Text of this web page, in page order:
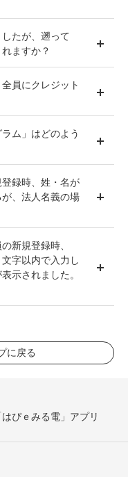
（eo割）、なっ
象外となります
お利息
分
お持ちのお客さ
ｅポイント」サ
いただく機能で
はぴｅVISAカ
だいている「は
ト会員番号」等
フォームよりご
より、既に「は
いた「はぴｅポ
もづけする場
ますため、 お問
さい。
したが、遡って
ますか？
」および「はぴ
了してからとな
が、ご入会以前
はいたしかねま
員にクレジット
はぴｅみる電」
は入会いただけ
ットカードは発行
入会いただいて
ム」はどのよう
客さまの意向に沿
、「はぴｅポイ
プログラムで
。
登録時、姓・名が
、法人名義の場
登録時におい
」「性別」をご
、法人のお客さ
留意いただき、
任意の年月日を
新規登録時、
字以内で入力し
示されました。
を超える場合
ご注意くださ
に戻る
はぴｅみる電」アプリ